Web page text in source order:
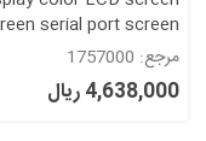
serial port screen
مرجع: 1757000
4,638,000 ریال